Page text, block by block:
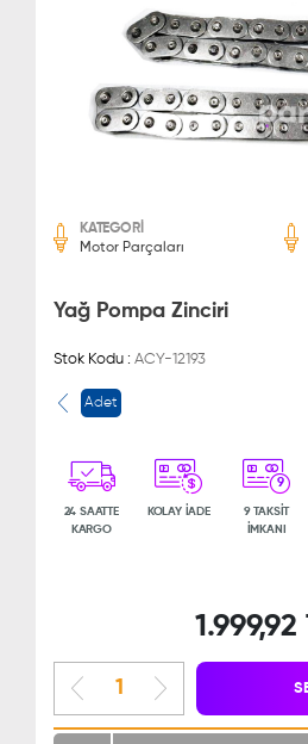
KATEGORİ
Motor Parçaları
Yağ Pompa Zinciri
Stok Kodu : ACY-12193
Adet
24 SAATTE
KARGO
KOLAY İADE
9
9 TAKSİT
İMKANI
1.999,92